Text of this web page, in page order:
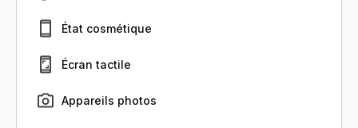
État cosmétique
Écran tactile
Appareils photos